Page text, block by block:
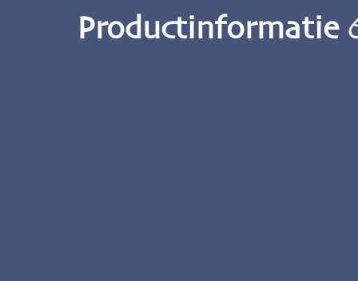
Productinformatie